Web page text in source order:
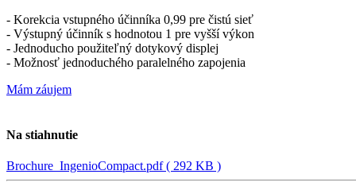
- Korekcia vstupného účinníka 0,99 pre čistú sieť
- Výstupný účinník s hodnotou 1 pre vyšší výkon
- Jednoducho použiteľný dotykový displej
- Možnosť jednoduchého paralelného zapojenia
Mám záujem
Na stiahnutie
Brochure_IngenioCompact.pdf( 292 KB )